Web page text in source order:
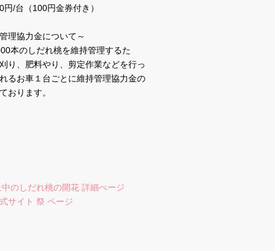
/台（100円金券付き）
理協力金について～
本のしだれ桃を維持管理するた
り、肥料やり、剪定作業などを行っ
るお車１台ごとに維持管理協力金の
おります。
のしだれ桃の開花 詳細ぺージ
サイト 祭 ページ